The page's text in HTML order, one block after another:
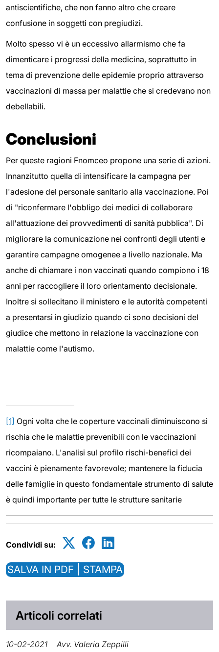
antiscientifiche, che non fanno altro che creare
confusione in soggetti con pregiudizi.
Molto spesso vi è un eccessivo allarmismo che fa
dimenticare i progressi della medicina, soprattutto in
tema di prevenzione delle epidemie proprio attraverso
vaccinazioni di massa per malattie che si credevano non
debellabili.
Conclusioni
Per queste ragioni Fnomceo propone una serie di azioni.
Innanzitutto quella di intensificare la campagna per
l'adesione del personale sanitario alla vaccinazione. Poi
di "riconfermare l'obbligo dei medici di collaborare
all'attuazione dei provvedimenti di sanità pubblica". Di
migliorare la comunicazione nei confronti degli utenti e
garantire campagne omogenee a livello nazionale. Ma
anche di chiamare i non vaccinati quando compiono i 18
anni per raccogliere il loro orientamento decisionale.
Inoltre si sollecitano il ministero e le autorità competenti
a presentarsi in giudizio quando ci sono decisioni del
giudice che mettono in relazione la vaccinazione con
malattie come l'autismo.
[1] Ogni volta che le coperture vaccinali diminuiscono si
rischia che le malattie prevenibili con le vaccinazioni
ricompaiano. L'analisi sul profilo rischi-benefici dei
vaccini è pienamente favorevole; mantenere la fiducia
delle famiglie in questo fondamentale strumento di salute
è quindi importante per tutte le strutture sanitarie
Condividi su:
SALVA IN PDF | STAMPA
Articoli correlati
10-02-2021 Avv. Valeria Zeppilli